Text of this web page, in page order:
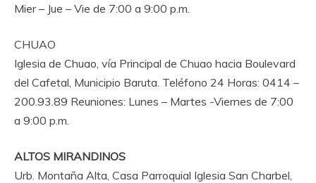
Mier – Jue – Vie de 7:00 a 9:00 p.m.
CHUAO
Iglesia de Chuao, vía Principal de Chuao hacia Boulevard
del Cafetal, Municipio Baruta. Teléfono 24 Horas: 0414 –
200.93.89 Reuniones: Lunes – Martes -Viernes de 7:00
a 9:00 p.m.
ALTOS MIRANDINOS
Urb. Montaña Alta, Casa Parroquial Iglesia San Charbel,